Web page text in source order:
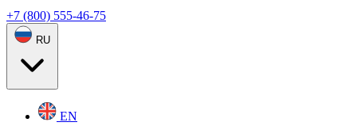
+7 (800) 555-46-75
RU
EN